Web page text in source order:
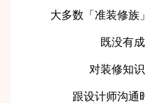
大多数「准装修族
既没有
对装修知
跟设计师沟通